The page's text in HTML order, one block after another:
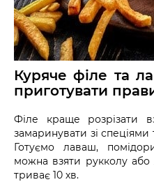
Куряче філе та
приготувати
Філе краще розрізати
замаринувати зі спеціями
Готуємо лаваш,
можна взяти рукколу або
триває 10 хв.